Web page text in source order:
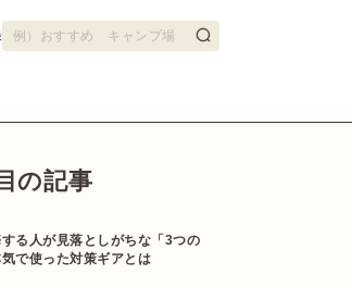
の記事
る人が見落としがちな「3つの
で使った対策ギアとは